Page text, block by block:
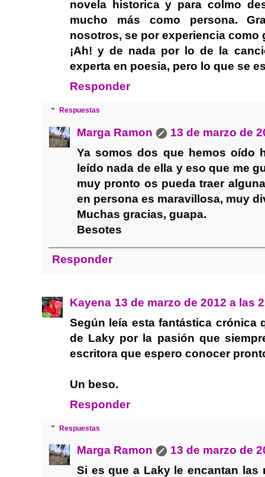
novela historica y para colmo
mucho más como persona.
nosotros, se por experiencia como
¡Ah! y de nada por lo de la
experta en poesia, pero lo que se
Responder
Respuestas
Marga Ramon
13 de marzo de
Ya somos dos que hemos oído
leído nada de ella y eso que me
muy pronto os pueda traer
en persona es maravillosa, muy
Muchas gracias, guapa.
Besotes
Responder
Kayena 13 de marzo de 2012 a las
Según leía esta fantástica crónica
de Laky por la pasión que
escritora que espero conocer
Un beso.
Responder
Respuestas
Marga Ramon
13 de marzo de
Si es que a Laky le encantan las